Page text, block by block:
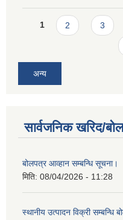
Pages
1 2 3
अन्य
सार्वजनिक खरिद/
बोलपत्र आव्हान सम्बन्धि सूचना।
मिति: 08/04/2026 - 11:28
स्थानीय उत्पादन विक्री सम्बन्धि